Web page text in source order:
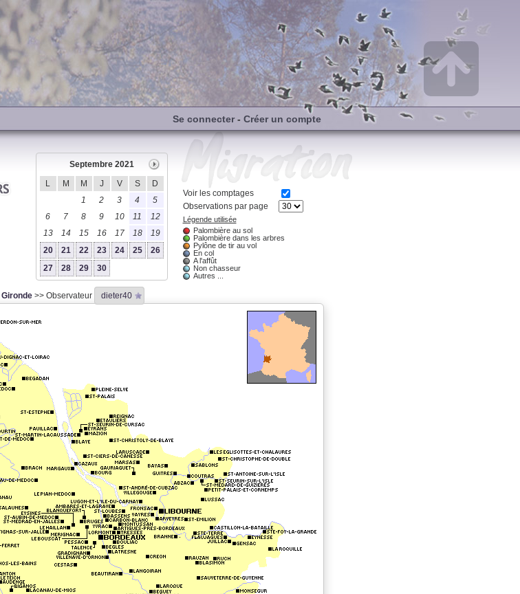
Se connecter- Créer un compte
Septembre 2021
L
M M J V S
D
1
2 3 4
5
6
7 8 9 10 11
12
13
14 15 16 17 18
19
20
21 22 23 24 25
26
27
28 29 30
Voir les comptages
Observations par page
Légende utilisée
Palombière au sol
Palombière dans les arbres
Pylône de tir au vol
En col
A l'affût
Non chasseur
Autres ...
Gironde>> Observateur dieter40